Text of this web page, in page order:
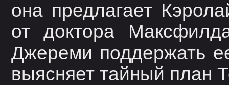
она предлагает
от доктора
Джереми поддержать
выясняет тайный план